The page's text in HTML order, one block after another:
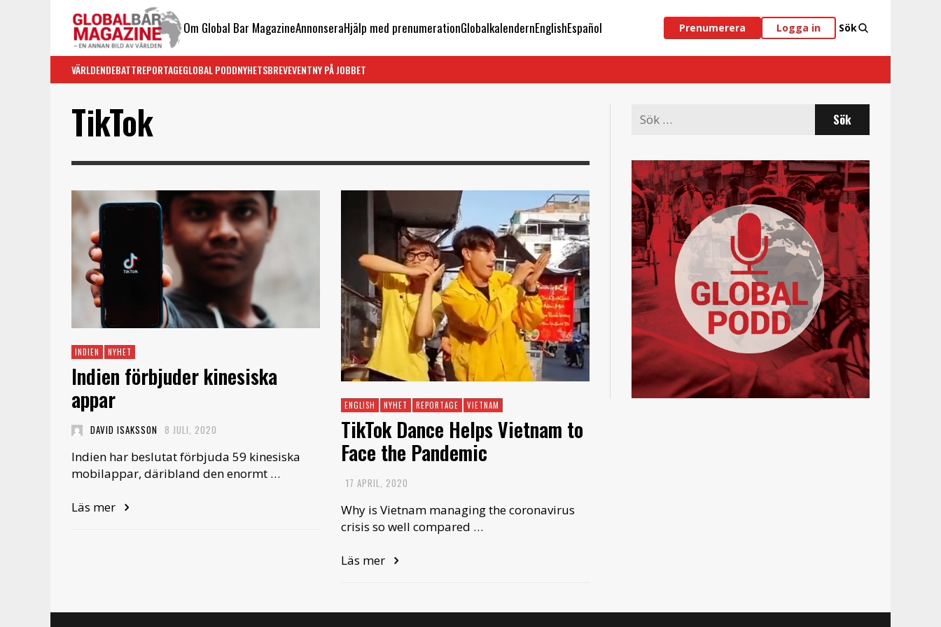
Om Global Bar MagazineAnnonseraHjälp med prenumerationGlobalkalendernEnglishEspañol Prenumerera Logga in Sök
VÄRLDENDEBATTREPORTAGEGLOBAL PODDNYHETSBREVEVENTNY PÅ JOBBET
TikTok
INDIEN NYHET
Indien förbjuder kinesiska
appar
DAVID ISAKSSON 8 JULI, 2020
Indien har beslutat förbjuda 59 kinesiska
mobilappar, däribland den enormt …
Läs mer
ENGLISH NYHET REPORTAGE VIETNAM
TikTok Dance Helps Vietnam to
Face the Pandemic
17 APRIL, 2020
Why is Vietnam managing the coronavirus
crisis so well compared …
Läs mer
Search
for: